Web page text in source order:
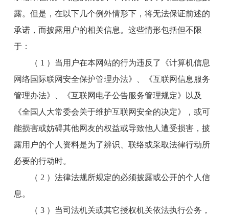
露。但是，在以下几个例外情形下，将无法保证前述的
承诺，而披露用户的相关信息。这些情形包括但不限
于：
（ 1 ）当用户在本网站的行为违反了《计算机信息
网络国际联网安全保护管理办法》、《互联网信息服务
管理办法》、《互联网电子公告服务管理规定》以及
《全国人大常委会关于维护互联网安全的决定》，或可
能损害或妨碍其他网友的权益或导致他人遭受损害，披
露用户的个人资料是为了辨识、联络或采取法律行动所
必要的行动时。
（ 2 ）法律法规所规定的必须披露或公开的个人信
息。
（ 3 ）当司法机关或其它授权机关依法执行公务，